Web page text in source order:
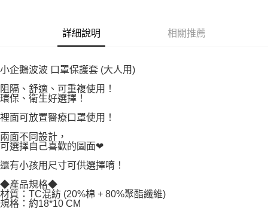
４．使用「AFTEE先享後付」時，將依據個別帳號之用戶狀況，依本公司即
請求用戶進行身份認證。
恩沛科技股份有限公司將有權停止該用戶之使用額度並採取法律行動。
每筆NT$100，滿NT$800(含以上)免運費
詳細說明 相關推薦
小企鵝波波 口罩保護套 (大人用)
阻隔、舒適、可重複使用！
環保、衛生好選擇！
裡面可放置醫療口罩使用！
兩面不同設計，
可選擇自己喜歡的圖面❤
還有小孩用尺寸可供選擇唷！
◆產品規格◆
材質：TC混紡 (20%棉 + 80%聚酯纖維)
規格：約18*10 CM